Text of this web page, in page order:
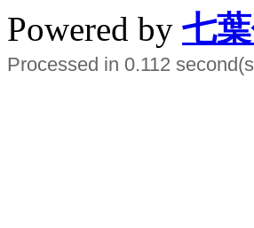
Powered by 七
Processed in 0.112